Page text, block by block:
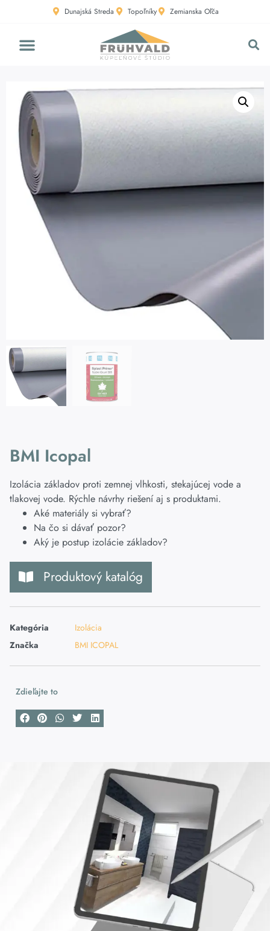
Dunajská Streda Topoľníky Zemianska Oľča
BMI Icopal
Izolácia základov proti zemnej vlhkosti, stekajúcej vode a
tlakovej vode. Rýchle návrhy riešení aj s produktami.
Aké materiály si vybrať?
Na čo si dávať pozor?
Aký je postup izolácie základov?
Produktový katalóg
Kategória
Izolácia
Značka
BMI ICOPAL
Zdieľajte to